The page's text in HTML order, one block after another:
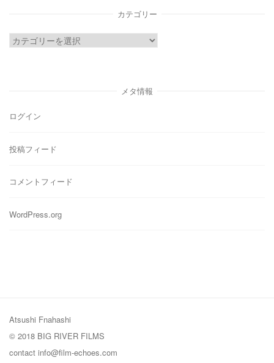
カテゴリー
カ
メタ情報
ログイン
投稿フィード
コメントフィード
WordPress.org
Atsushi Fnahashi
© 2018 BIG RIVER FILMS
contact info@film-echoes.com